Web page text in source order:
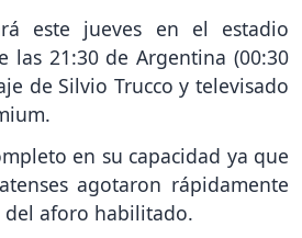
este jueves en el estadio
las 21:30 de Argentina (00:30
de Silvio Trucco y televisado
en su capacidad ya que
agotaron rápidamente
aforo habilitado.